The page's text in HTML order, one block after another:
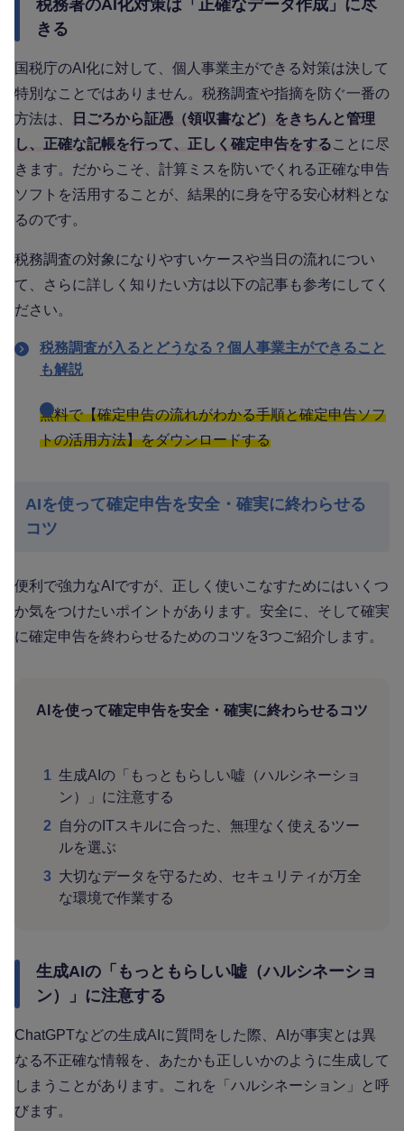
税務署のAI化対策は「正確なデータ作成」に尽
きる
国税庁のAI化に対して、個人事業主ができる対策は決して
特別なことではありません。税務調査や指摘を防ぐ一番の
方法は、
日ごろから証憑（領収書など）をきちんと管理
し、正確な記帳を行って、正しく確定申告をすることに尽
きます。だからこそ、計算ミスを防いでくれる正確な申告
ソフトを活用することが、結果的に身を守る安心材料とな
るのです。
税務調査の対象になりやすいケースや当日の流れについ
て、さらに詳しく知りたい方は以下の記事も参考にしてく
ださい。
税務調査が入るとどうなる？個人事業主ができること
も解説
無料で【確定申告の流れがわかる手順と確定申告ソフ
トの活用方法】をダウンロードする
AIを使って確定申告を安全・確実に終わらせる
コツ
便利で強力なAIですが、正しく使いこなすためにはいくつ
か気をつけたいポイントがあります。安全に、そして確実
に確定申告を終わらせるためのコツを3つご紹介します。
AIを使って確定申告を安全・確実に終わらせるコツ
1 生成AIの「もっともらしい嘘（ハルシネーショ
ン）」に注意する
2
自分のITスキルに合った、無理なく使えるツー
ルを選ぶ
3 大切なデータを守るため、セキュリティが万全
な環境で作業する
生成AIの「もっともらしい嘘（ハルシネーショ
ン）」に注意する
ChatGPTなどの生成AIに質問をした際、AIが事実とは異
なる不正確な情報を、あたかも正しいかのように生成して
しまうことがあります。これを「ハルシネーション」と呼
びます。